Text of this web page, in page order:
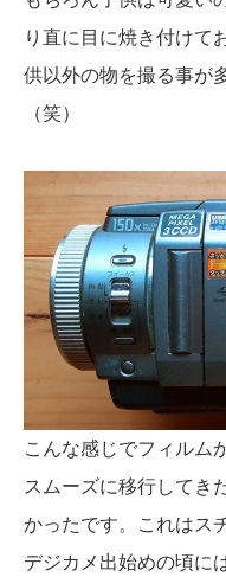
り直に目に焼き付けて
供以外の物を撮る事が
（笑）
こんな感じでフィルム
スムーズに移行してき
かったです。これはス
デジカメ出始めの頃に